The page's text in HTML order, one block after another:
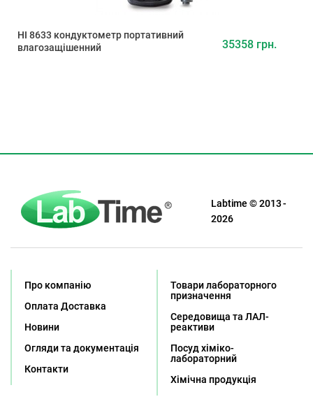
HI 8633 кондуктометр портативний
влагозащішенний
35358 грн.
Labtime © 2013 -
2026
Про компанію
Оплата Доставка
Новини
Огляди та документація
Контакти
Товари лабораторного
призначення
Середовища та ЛАЛ-
реактиви
Посуд хіміко-
лабораторний
Хімічна продукція